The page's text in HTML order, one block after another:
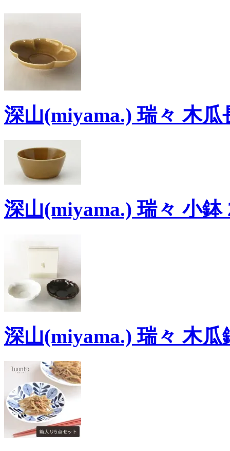
深山(miyama.) 瑞々 木
深山(miyama.) 瑞々 小
深山(miyama.) 瑞々 木